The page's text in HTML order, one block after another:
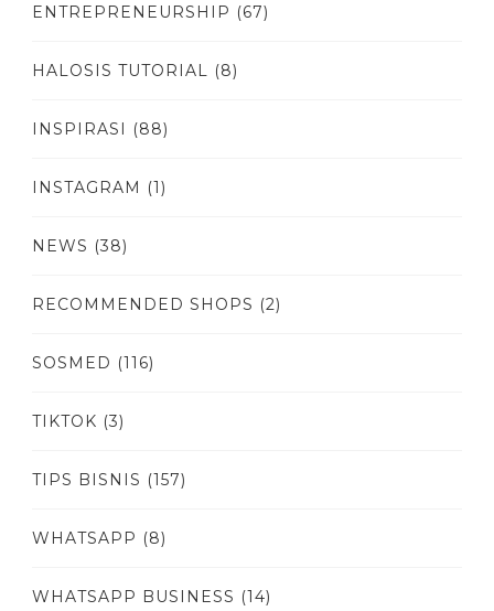
ENTREPRENEURSHIP (67)
HALOSIS TUTORIAL (8)
INSPIRASI (88)
INSTAGRAM (1)
NEWS (38)
RECOMMENDED SHOPS (2)
SOSMED (116)
TIKTOK (3)
TIPS BISNIS (157)
WHATSAPP (8)
WHATSAPP BUSINESS (14)